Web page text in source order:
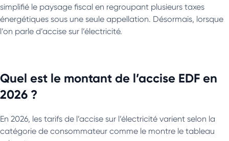
simplifié le paysage fiscal en regroupant plusieurs taxes
énergétiques sous une seule appellation. Désormais, lorsque
l’on parle d’accise sur l’électricité.
Quel est le montant de l’accise EDF en
2026 ?
En 2026, les tarifs de l’accise sur l’électricité varient selon la
catégorie de consommateur comme le montre le tableau